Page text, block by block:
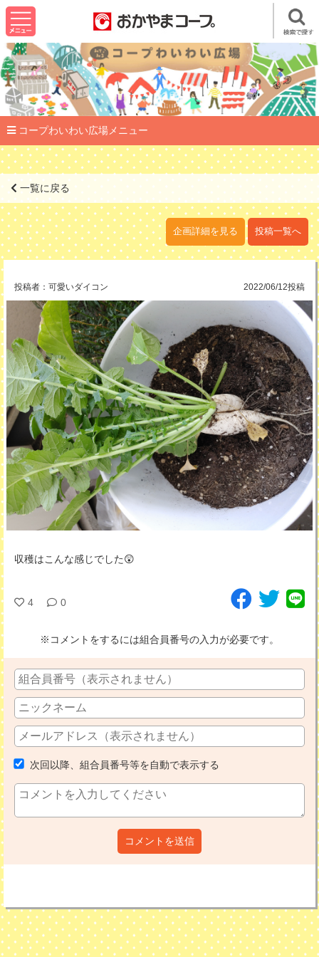
コープわいわい広場メニュー
一覧に戻る
企画詳細を見る 投稿一覧へ
投稿者： 可愛いダイコン 2022/06/12投稿
収穫はこんな感じでした😲
4 0
※コメントをするには組合員番号の入力が必要です。
次回以降、組合員番号等を自動で表示する
コメントを送信